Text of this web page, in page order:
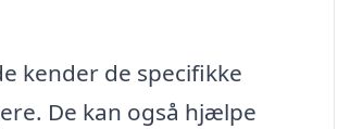
kender de specifikke
De kan også hjælpe